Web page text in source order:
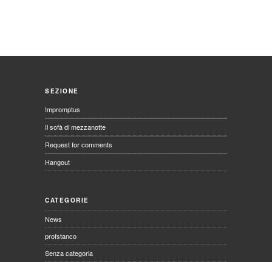
SEZIONE
Impromptus
Il sofà di mezzanotte
Request for comments
Hangout
CATEGORIE
News
profstanco
Senza categoria